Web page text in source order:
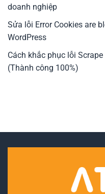
doanh nghiệp
Sửa lỗi Error Cookies are
WordPress
Cách khắc phục lỗi
(Thành công 100%)